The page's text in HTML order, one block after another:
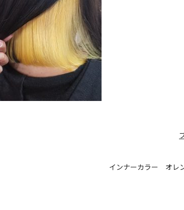
インナーカラー オレ